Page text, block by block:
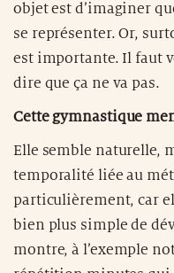
objet est d’imaginer
se représenter. Or,
est importante. Il faut
dire que ça ne va pas.
Cette gymnastique
Elle semble naturelle,
temporalité liée au
particulièrement, car
bien plus simple de
montre, à l’exemple